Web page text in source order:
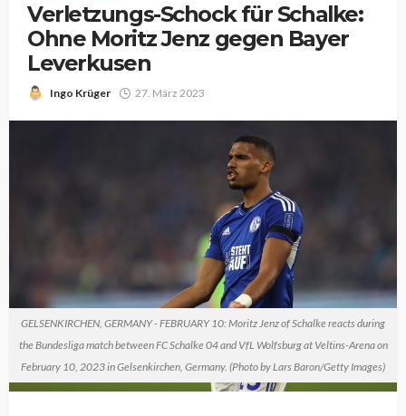
Verletzungs-Schock für Schalke:
Ohne Moritz Jenz gegen Bayer
Leverkusen
Ingo Krüger 27. März 2023
GELSENKIRCHEN, GERMANY - FEBRUARY 10: Moritz Jenz of Schalke reacts during
the Bundesliga match between FC Schalke 04 and VfL Wolfsburg at Veltins-Arena on
February 10, 2023 in Gelsenkirchen, Germany. (Photo by Lars Baron/Getty Images)